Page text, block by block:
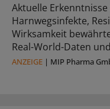
Aktuelle
Harnwegsinfekte,
Wirksamkeit
Real-World-Daten
ANZEIGE | MIP Pharma